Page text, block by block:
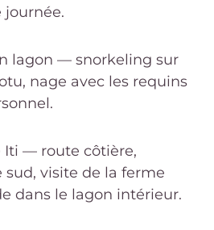
journée.
lagon — snorkeling sur
nage avec les requins
— route côtière,
sud, visite de la ferme
dans le lagon intérieur.